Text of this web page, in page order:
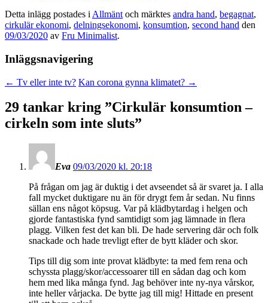
Detta inlägg postades i Allmänt och märktes andra hand, begagnat,
cirkulär ekonomi, delningsekonomi, konsumtion, second hand den
09/03/2020 av Fru Minimalist.
Inläggsnavigering
← Tv eller inte tv? Kan corona gynna klimatet? →
29 tankar kring ”Cirkulär konsumtion –
cirkeln som inte sluts”
Eva 09/03/2020 kl. 20:18
På frågan om jag är duktig i det avseendet så är svaret ja. I alla
fall mycket duktigare nu än för drygt fem år sedan. Nu finns
sällan ens något köpsug. Var på klädbytardag i helgen och
gjorde fantastiska fynd samtidigt som jag lämnade in flera
plagg. Vilken fest det kan bli. De hade servering där och folk
snackade och hade trevligt efter de bytt kläder och skor.
Tips till dig som inte provat klädbyte: ta med fem rena och
schyssta plagg/skor/accessoarer till en sådan dag och kom
hem med lika många fynd. Jag behöver inte ny-nya vårskor,
inte heller vårjacka. De bytte jag till mig! Hittade en present